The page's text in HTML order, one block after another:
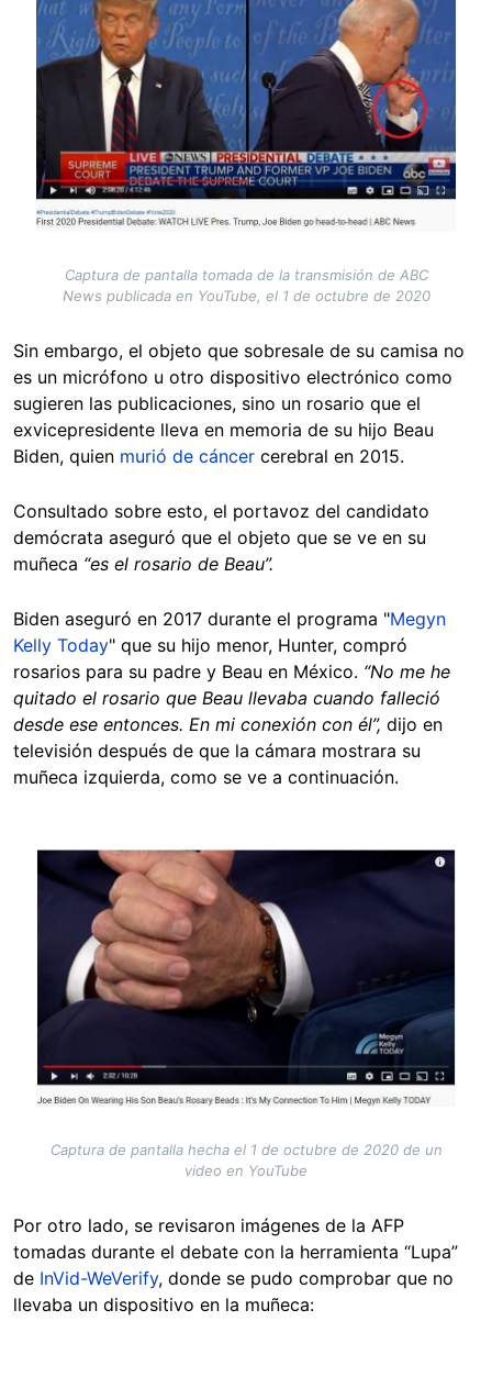
Captura de pantalla tomada de la transmisión de ABC
News publicada en YouTube, el 1 de octubre de 2020
Sin embargo, el objeto que sobresale de su camisa no
es un micrófono u otro dispositivo electrónico como
sugieren las publicaciones, sino un rosario que el
exvicepresidente lleva en memoria de su hijo Beau
Biden, quien murió de cáncer cerebral en 2015.
Consultado sobre esto, el portavoz del candidato
demócrata aseguró que el objeto que se ve en su
muñeca “es el rosario de Beau”.
Biden aseguró en 2017 durante el programa "Megyn
Kelly Today" que su hijo menor, Hunter, compró
rosarios para su padre y Beau en México. “No me he
quitado el rosario que Beau llevaba cuando falleció
desde ese entonces. En mi conexión con él”, dijo en
televisión después de que la cámara mostrara su
muñeca izquierda, como se ve a continuación.
Image
Captura de pantalla hecha el 1 de octubre de 2020 de un
video en YouTube
Por otro lado, se revisaron imágenes de la AFP
tomadas durante el debate con la herramienta “Lupa”
de InVid-WeVerify, donde se pudo comprobar que no
llevaba un dispositivo en la muñeca: